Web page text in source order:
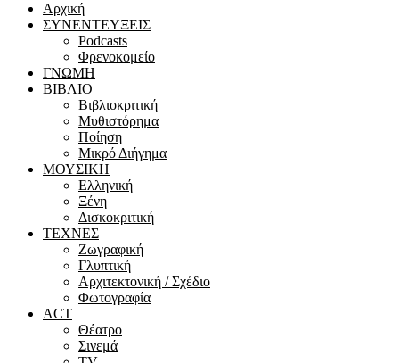
Αρχική
ΣΥΝΕΝΤΕΥΞΕΙΣ
Podcasts
Φρενοκομείο
ΓΝΩΜΗ
ΒΙΒΛΙΟ
Βιβλιοκριτική
Μυθιστόρημα
Ποίηση
Μικρό Διήγημα
ΜΟΥΣΙΚΗ
Ελληνική
Ξένη
Δισκοκριτική
ΤΕΧΝΕΣ
Ζωγραφική
Γλυπτική
Αρχιτεκτονική / Σχέδιο
Φωτογραφία
ACT
Θέατρο
Σινεμά